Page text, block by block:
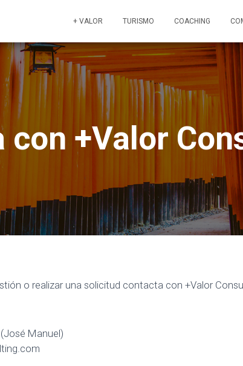
+ VALOR TURISMO COACHING
con +Valor
o realizar una solicitud contacta con +Valor
Manuel)